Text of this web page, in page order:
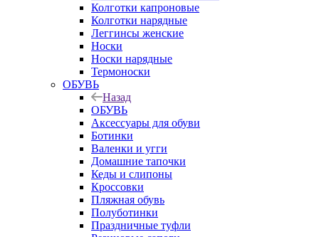
Колготки капроновые
Колготки нарядные
Леггинсы женские
Носки
Носки нарядные
Термоноски
ОБУВЬ
Назад
ОБУВЬ
Аксессуары для обуви
Ботинки
Валенки и угги
Домашние тапочки
Кеды и слипоны
Кроссовки
Пляжная обувь
Полуботинки
Праздничные туфли